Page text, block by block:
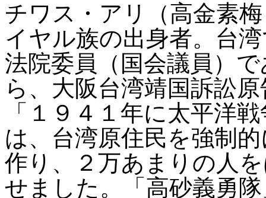
チワス・アリ（高金素
イヤル族の出身者。台
法院委員（国会議員）
ら、大阪台湾靖国訴訟
「１９４１年に太平洋
は、台湾原住民を強制
作り、２万あまりの人
せました。「高砂義勇